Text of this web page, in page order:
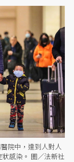
院中，達到人對人
感染。 圖／法新社